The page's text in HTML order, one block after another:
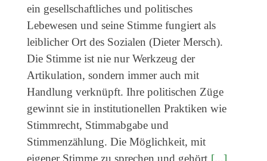
ein gesellschaftliches und politisches
Lebewesen und seine Stimme fungiert als
leiblicher Ort des Sozialen (Dieter Mersch).
Die Stimme ist nie nur Werkzeug der
Artikulation, sondern immer auch mit
Handlung verknüpft. Ihre politischen Züge
gewinnt sie in institutionellen Praktiken wie
Stimmrecht, Stimmabgabe und
Stimmenzählung. Die Möglichkeit, mit